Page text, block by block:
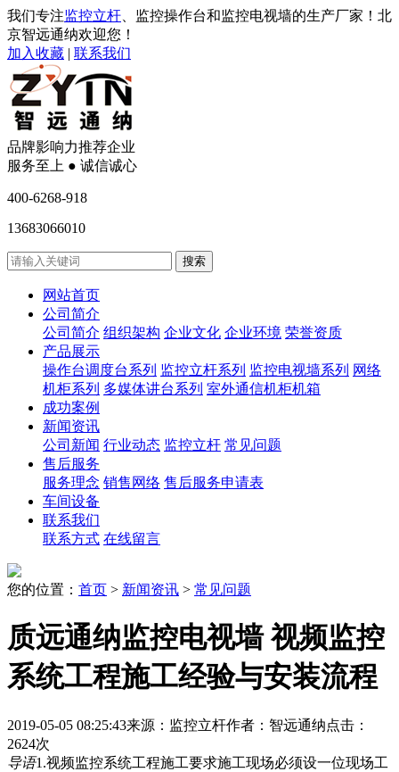
我们专注监控立杆 、监控操作台和监控电视墙的生产厂家！北
京智远通纳欢迎您！
加入收藏 | 联系我们
品牌影响力推荐企业
服务至上 ● 诚信诚心
400-6268-918
13683066010
网站首页
公司简介
公司简介 组织架构 企业文化 企业环境 荣誉资质
产品展示
操作台调度台系列 监控立杆系列 监控电视墙系列 网络
机柜系列 多媒体讲台系列 室外通信机柜机箱
成功案例
新闻资讯
公司新闻 行业动态 监控立杆 常见问题
售后服务
服务理念 销售网络 售后服务申请表
车间设备
联系我们
联系方式 在线留言
您的位置： 首页 > 新闻资讯 > 常见问题
质远通纳监控电视墙 视频监控
系统工程施工经验与安装流程
2019-05-05 08:25:43来源：监控立杆作者：智远通纳点击：
2624次
导语1.视频监控系统工程施工要求施工现场必须设一位现场工